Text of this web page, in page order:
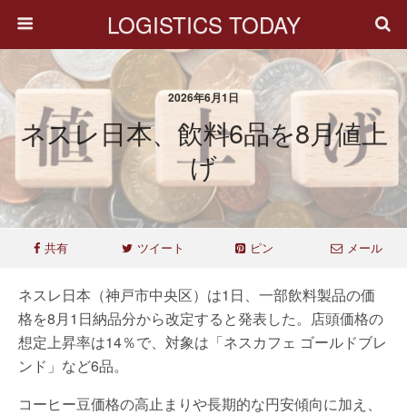
LOGISTICS TODAY
2026年6月1日
ネスレ日本、飲料6品を8月値上
げ
共有 ツイート ピン メール
ネスレ日本（神戸市中央区）は1日、一部飲料製品の価
格を8月1日納品分から改定すると発表した。店頭価格の
想定上昇率は14％で、対象は「ネスカフェ ゴールドブレ
ンド」など6品。
コーヒー豆価格の高止まりや長期的な円安傾向に加え、